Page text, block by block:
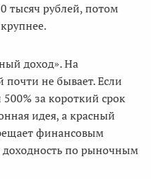
тысяч рублей, потом
доход». На
не бывает. Если
за короткий срок
идея, а красный
финансовым
доходность по рыночным